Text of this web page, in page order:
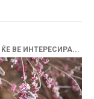
ВЕ ИНТЕРЕСИРА...